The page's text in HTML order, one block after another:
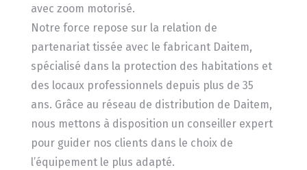
avec zoom motorisé.
Notre force repose sur la relation de
partenariat tissée avec le fabricant Daitem,
spécialisé dans la protection des habitations et
des locaux professionnels depuis plus de 35
ans. Grâce au réseau de distribution de Daitem,
nous mettons à disposition un conseiller expert
pour guider nos clients dans le choix de
l’équipement le plus adapté.